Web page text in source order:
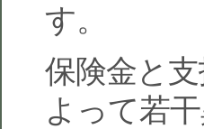
す。
保険金と
よって若